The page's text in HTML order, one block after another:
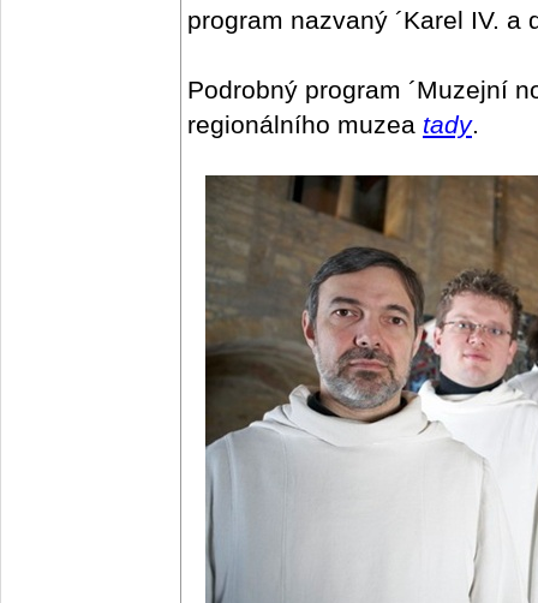
program nazvaný ´Karel IV. a
Podrobný program ´Muzejní
regionálního muzea tady.